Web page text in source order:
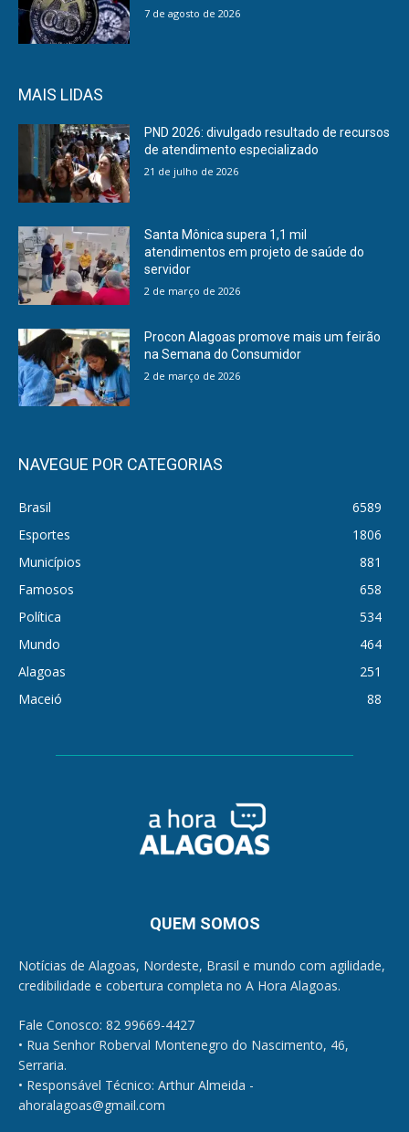
7 de agosto de 2026
MAIS LIDAS
PND 2026: divulgado resultado de recursos
de atendimento especializado
21 de julho de 2026
Santa Mônica supera 1,1 mil
atendimentos em projeto de saúde do
servidor
2 de março de 2026
Procon Alagoas promove mais um feirão
na Semana do Consumidor
2 de março de 2026
NAVEGUE POR CATEGORIAS
Brasil
6589
Esportes
1806
Municípios
881
Famosos
658
Política
534
Mundo
464
Alagoas
251
Maceió
88
QUEM SOMOS
Notícias de Alagoas, Nordeste, Brasil e mundo com agilidade,
credibilidade e cobertura completa no A Hora Alagoas.
Fale Conosco: 82 99669-4427
• Rua Senhor Roberval Montenegro do Nascimento, 46,
Serraria.
• Responsável Técnico: Arthur Almeida -
ahoralagoas@gmail.com